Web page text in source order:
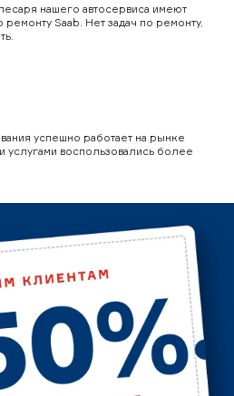
нашего автосервиса имеют
Saab. Нет задач по ремонту,
успешно работает на рынке
услугами воспользовались более